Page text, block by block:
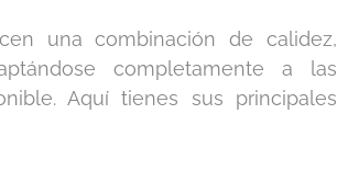
una combinación de calidez,
completamente a las
Aquí tienes sus principales